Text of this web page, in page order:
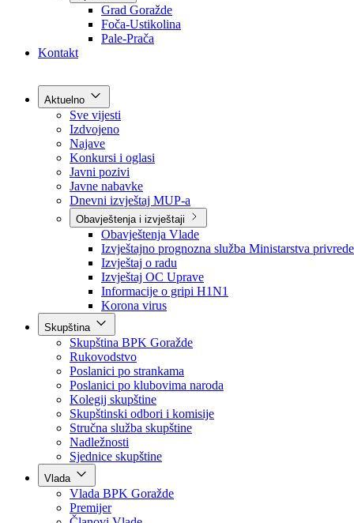
Sport
Općine
Kontakt
Aktuelno
Sve vijesti
Izdvojeno
Najave
Konkursi i oglasi
Javni pozivi
Javne nabavke
Dnevni izvještaj MUP-a
Obavještenja i izvještaji
Obavještenja Vlade
Izvještajno prognozna služba Ministarstva privrede
Izvještaj o radu
Izvještaj OC Uprave
Informacije o gripi H1N1
Korona virus
Skupština
Skupština BPK Goražde
Rukovodstvo
Poslanici po strankama
Poslanici po klubovima naroda
Kolegij skupštine
Skupštinski odbori i komisije
Stručna služba skupštine
Nadležnosti
Sjednice skupštine